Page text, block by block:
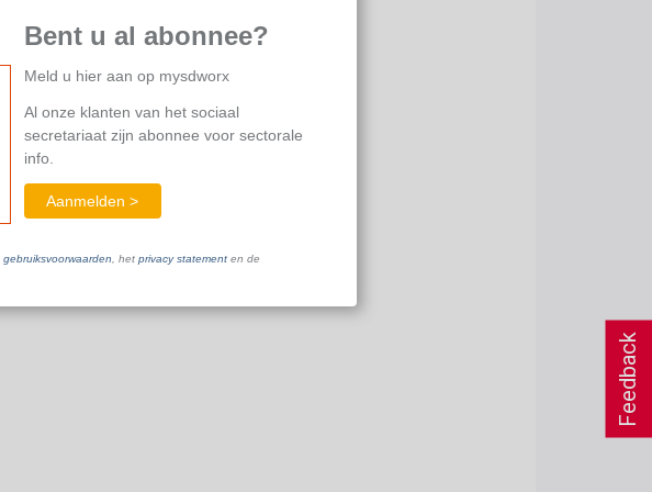
Feedback
Bent u al abonnee?
Meld u hier aan op mysdworx
Al onze klanten van het sociaal
secretariaat zijn abonnee voor sectorale
info.
Aanmelden >
gebruiksvoorwaarden , het privacy statementen de